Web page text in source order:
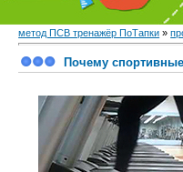
метод ПСВ тренажёр ПоТапки »
Почему